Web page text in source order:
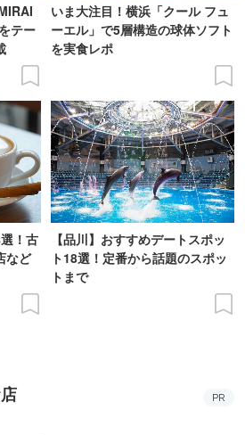
テー
いま大注目！横浜「クール フュ
ーエル」で5層構造の球体ソフト
を実食レポ
！古
など
【品川】おすすめデートスポッ
ト18選！定番から話題のスポッ
トまで
PR